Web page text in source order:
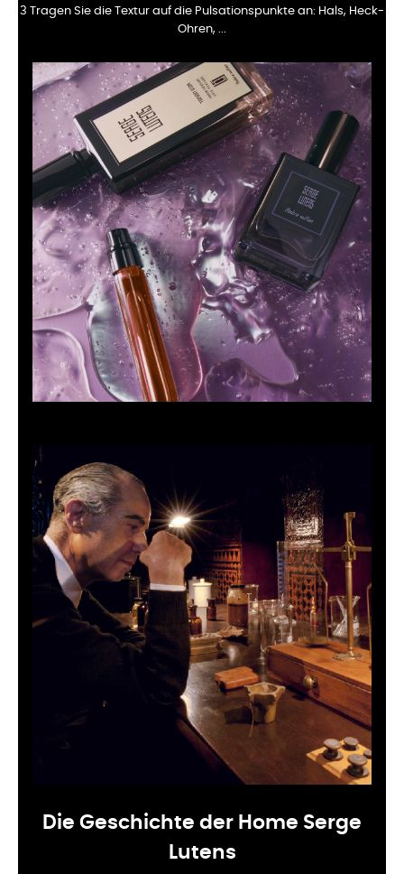
3 Tragen Sie die Textur auf die Pulsationspunkte an: Hals, Heck-
Ohren, ...
Die Geschichte der Home Serge
Lutens